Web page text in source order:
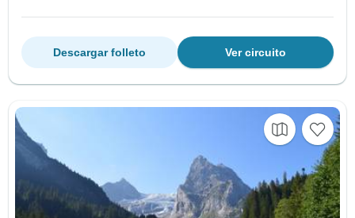
Ver circuito
Descargar folleto